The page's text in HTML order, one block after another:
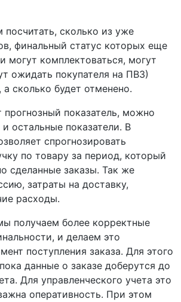
сколько из уже
финальный статус которых еще
могут комплектоваться, могут
ожидать покупателя на ПВЗ)
а сколько будет отменено.
прогнозный показатель, можно
остальные показатели. В
спрогнозировать
по товару за период, который
сделанные заказы. Так же
затраты на доставку,
расходы.
получаем более корректные
и делаем это
поступления заказа. Для этого
данные о заказе доберутся до
Для управленческого учета это
оперативность. При этом